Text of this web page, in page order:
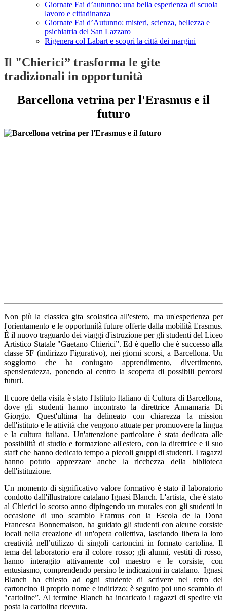
Giornate Fai d’autunno: una bella esperienza di scuola
lavoro e cittadinanza
Giornate Fai d’Autunno: misteri, scienza, bellezza e
psichiatria del San Lazzaro
Rigenera col Labart e scopri la città dei margini
Il "Chierici” trasforma le gite
tradizionali in opportunità
Barcellona vetrina per l'Erasmus e il
futuro
Non più la classica gita scolastica all'estero, ma un'esperienza per
l'orientamento e le opportunità future offerte dalla mobilità Erasmus.
È il nuovo traguardo dei viaggi d'istruzione per gli studenti del Liceo
Artistico Statale "Gaetano Chierici”. Ed è quello che è successo alla
classe 5F (indirizzo Figurativo), nei giorni scorsi, a Barcellona. Un
soggiorno che ha coniugato apprendimento, divertimento,
spensieratezza, ponendo al centro la scoperta di possibili percorsi
futuri.
Il cuore della visita è stato l'Istituto Italiano di Cultura di Barcellona,
dove gli studenti hanno incontrato la direttrice Annamaria Di
Giorgio. Quest'ultima ha delineato con chiarezza la mission
dell'istituto e le attività che vengono attuate per promuovere la lingua
e la cultura italiana. Un'attenzione particolare è stata dedicata alle
possibilità di studio e formazione all'estero, con la direttrice e il suo
staff che hanno dedicato tempo a piccoli gruppi di studenti. I ragazzi
hanno potuto apprezzare anche la ricchezza della biblioteca
dell'istituzione.
Un momento di significativo valore formativo è stato il laboratorio
condotto dall'illustratore catalano Ignasi Blanch. L'artista, che è stato
al Chierici lo scorso anno dipingendo un murales con gli studenti in
occasione di uno scambio Eramus con la Escola de la Dona
Francesca Bonnemaison, ha guidato gli studenti con alcune corsiste
locali nella creazione di un'opera collettiva, lasciando libera la loro
creatività nell’utilizzo disingoli cartoncini in formato cartolina. Il
tema del laboratorio era il colore rosso; gli alunni, vestiti di rosso,
hanno interagito attivamente col maestro e le corsiste, con
entusiasmo, comprendendo persino le indicazioni in catalano. Ignasi
Blanch ha chiesto ad ogni studente di scrivere nel retro del
cartoncino il proprio nome e indirizzo; è seguito poi uno scambio di
"cartoline”. Al termine Blanch ha incaricato i ragazzi di spedire via
posta la cartolina ricevuta.